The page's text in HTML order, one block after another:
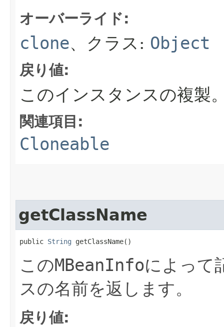
オーバーライド:
clone、クラス: Object
戻り値:
このインスタンスの複製
関連項目:
Cloneable
getClassName
public String getClassName()
このMBeanInfoによって
スの名前を返します。
戻り値: